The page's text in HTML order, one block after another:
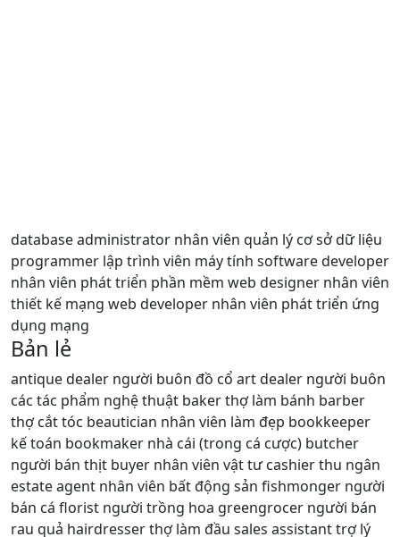
database administrator nhân viên quản lý cơ sở dữ liệu
programmer lập trình viên máy tính software developer
nhân viên phát triển phần mềm web designer nhân viên
thiết kế mạng web developer nhân viên phát triển ứng
dụng mạng
Bản lẻ
antique dealer người buôn đồ cổ art dealer người buôn
các tác phẩm nghệ thuật baker thợ làm bánh barber
thợ cắt tóc beautician nhân viên làm đẹp bookkeeper
kế toán bookmaker nhà cái (trong cá cược) butcher
người bán thịt buyer nhân viên vật tư cashier thu ngân
estate agent nhân viên bất động sản fishmonger người
bán cá florist người trồng hoa greengrocer người bán
rau quả hairdresser thợ làm đầu sales assistant trợ lý